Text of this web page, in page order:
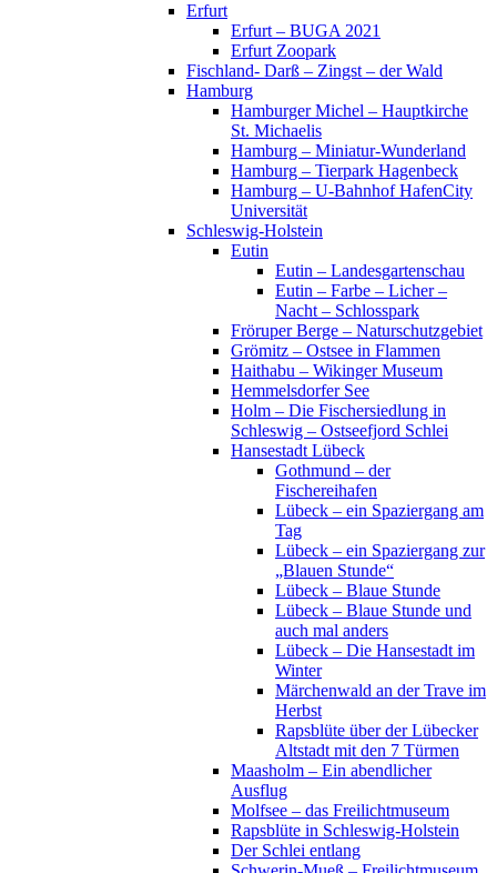
Erfurt
Erfurt – BUGA 2021
Erfurt Zoopark
Fischland- Darß – Zingst – der Wald
Hamburg
Hamburger Michel – Hauptkirche
St. Michaelis
Hamburg – Miniatur-Wunderland
Hamburg – Tierpark Hagenbeck
Hamburg – U-Bahnhof HafenCity
Universität
Schleswig-Holstein
Eutin
Eutin – Landesgartenschau
Eutin – Farbe – Licher –
Nacht – Schlosspark
Fröruper Berge – Naturschutzgebiet
Grömitz – Ostsee in Flammen
Haithabu – Wikinger Museum
Hemmelsdorfer See
Holm – Die Fischersiedlung in
Schleswig – Ostseefjord Schlei
Hansestadt Lübeck
Gothmund – der
Fischereihafen
Lübeck – ein Spaziergang am
Tag
Lübeck – ein Spaziergang zur
„Blauen Stunde“
Lübeck – Blaue Stunde
Lübeck – Blaue Stunde und
auch mal anders
Lübeck – Die Hansestadt im
Winter
Märchenwald an der Trave im
Herbst
Rapsblüte über der Lübecker
Altstadt mit den 7 Türmen
Maasholm – Ein abendlicher
Ausflug
Molfsee – das Freilichtmuseum
Rapsblüte in Schleswig-Holstein
Der Schlei entlang